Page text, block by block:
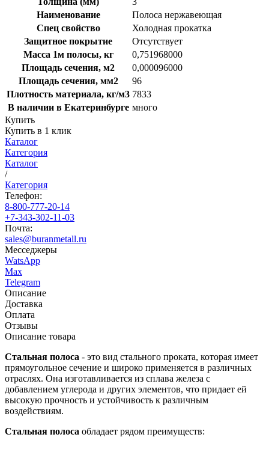
Наименование
Полоса нержавеющая
Спец свойство
Холодная прокатка
Защитное покрытие
Отсутствует
Масса 1м полосы, кг
0,751968000
Площадь сечения, м2
0,000096000
Площадь сечения, мм2
96
Плотность материала, кг/м3 7833
В наличии в Екатеринбурге много
Купить
Купить в 1 клик
Каталог
Категория
Каталог
/
Категория
Телефон:
8-800-777-20-14
+7-343-302-11-03
Почта:
sales@buranmetall.ru
Месседжеры
WatsApp
Max
Telegram
Описание
Доставка
Оплата
Отзывы
Описание товара
Стальная полоса - это вид стального проката, которая имеет
прямоугольное сечение и широко применяется в различных
отраслях. Она изготавливается из сплава железа с
добавлением углерода и других элементов, что придает ей
высокую прочность и устойчивость к различным
воздействиям.
Стальная полоса обладает рядом преимуществ: